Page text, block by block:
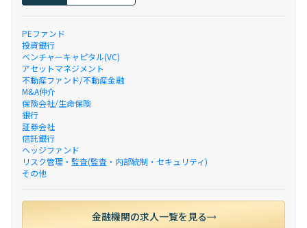
PEファンド
投資銀行
ベンチャーキャピタル(VC)
アセットマネジメント
不動産ファンド/不動産金融
M&A仲介
保険会社/生命保険
銀行
証券会社
信託銀行
ヘッジファンド
リスク管理・監査(監査・内部統制・セキュリティ)
その他
金融機関の求人一覧を見る